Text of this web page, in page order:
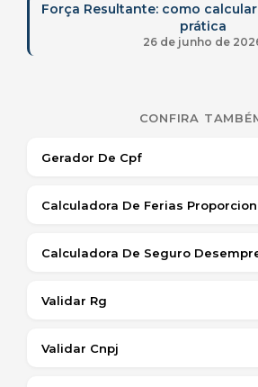
Força Resultante: como
prática
26 de junho de
CONFIRA
Gerador De Cpf
Calculadora De Ferias
Calculadora De Seguro
Validar Rg
Validar Cnpj